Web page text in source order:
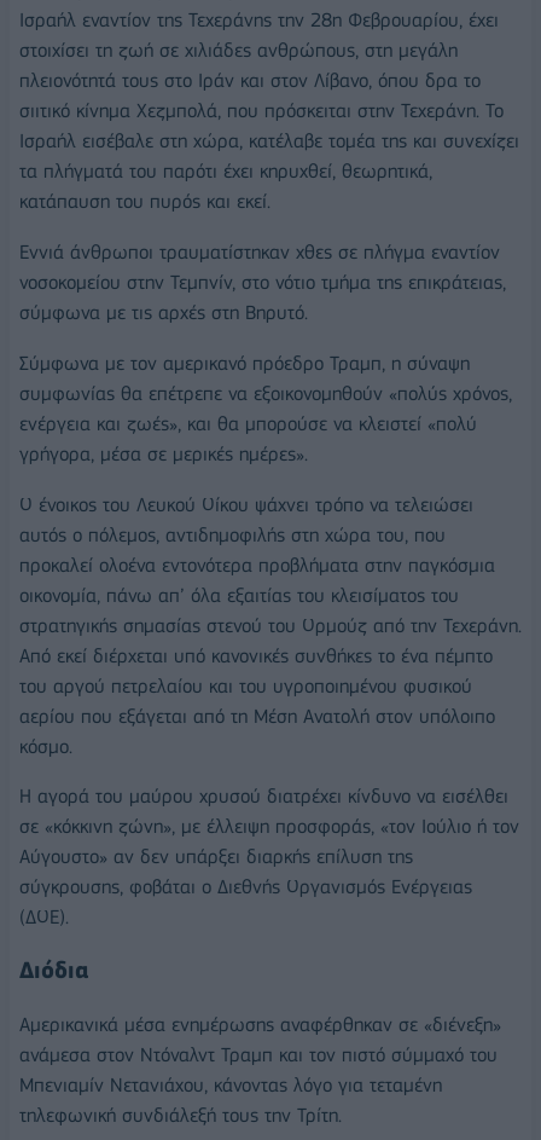
Ισραήλ εναντίον της Τεχεράνης την 28η Φεβρουαρίου, έχει
στοιχίσει τη ζωή σε χιλιάδες ανθρώπους, στη μεγάλη
πλειονότητά τους στο Ιράν και στον Λίβανο, όπου δρα το
σιιτικό κίνημα Χεζμπολά, που πρόσκειται στην Τεχεράνη. Το
Ισραήλ εισέβαλε στη χώρα, κατέλαβε τομέα της και συνεχίζει
τα πλήγματά του παρότι έχει κηρυχθεί, θεωρητικά,
κατάπαυση του πυρός και εκεί.
Εννιά άνθρωποι τραυματίστηκαν χθες σε πλήγμα εναντίον
νοσοκομείου στην Τεμπνίν, στο νότιο τμήμα της επικράτειας,
σύμφωνα με τις αρχές στη Βηρυτό.
Σύμφωνα με τον αμερικανό πρόεδρο Τραμπ, η σύναψη
συμφωνίας θα επέτρεπε να εξοικονομηθούν «πολύς χρόνος,
ενέργεια και ζωές», και θα μπορούσε να κλειστεί «πολύ
γρήγορα, μέσα σε μερικές ημέρες».
Ο ένοικος του Λευκού Οίκου ψάχνει τρόπο να τελειώσει
αυτός ο πόλεμος, αντιδημοφιλής στη χώρα του, που
προκαλεί ολοένα εντονότερα προβλήματα στην παγκόσμια
οικονομία, πάνω απ’ όλα εξαιτίας του κλεισίματος του
στρατηγικής σημασίας στενού του Ορμούζ από την Τεχεράνη.
Από εκεί διέρχεται υπό κανονικές συνθήκες το ένα πέμπτο
του αργού πετρελαίου και του υγροποιημένου φυσικού
αερίου που εξάγεται από τη Μέση Ανατολή στον υπόλοιπο
κόσμο.
Η αγορά του μαύρου χρυσού διατρέχει κίνδυνο να εισέλθει
σε «κόκκινη ζώνη», με έλλειψη προσφοράς, «τον Ιούλιο ή τον
Αύγουστο» αν δεν υπάρξει διαρκής επίλυση της
σύγκρουσης, φοβάται ο Διεθνής Οργανισμός Ενέργειας
(ΔΟΕ).
Διόδια
Αμερικανικά μέσα ενημέρωσης αναφέρθηκαν σε «διένεξη»
ανάμεσα στον Ντόναλντ Τραμπ και τον πιστό σύμμαχό του
Μπενιαμίν Νετανιάχου, κάνοντας λόγο για τεταμένη
τηλεφωνική συνδιάλεξή τους την Τρίτη.